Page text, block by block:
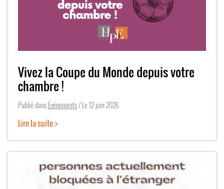
Vivez la Coupe du Monde depuis votre
chambre !
Publié dansÉvénements/ Le12 juin 2026
Lire la suite >